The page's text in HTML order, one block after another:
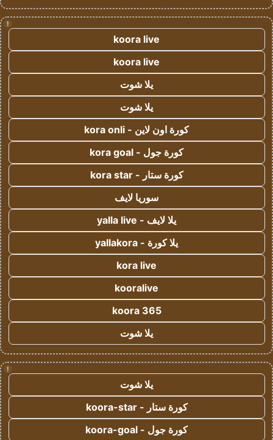
!
koora live
koora live
يلا شوت
يلا شوت
كورة اون لاين - kora onli
كورة جول - kora goal
كورة ستار - kora star
سوريا لايف
يلا لايف - yalla live
يلا كورة - yallakora
kora live
kooralive
koora 365
يلا شوت
!
يلا شوت
كورة ستار - koora-star
كورة جول - koora-goal